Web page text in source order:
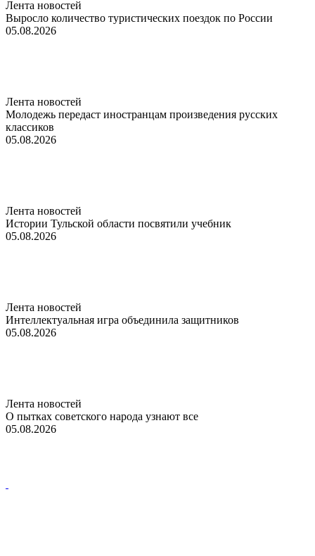
Лента новостей
Выросло количество туристических поездок по России
05.08.2026
Лента новостей
Молодежь передаст иностранцам произведения русских
классиков
05.08.2026
Лента новостей
Истории Тульской области посвятили учебник
05.08.2026
Лента новостей
Интеллектуальная игра объединила защитников
05.08.2026
Лента новостей
О пытках советского народа узнают все
05.08.2026